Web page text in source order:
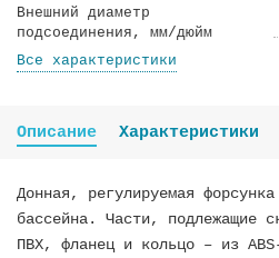
Внешний диаметр
подсоединения, мм/дюйм
Все характеристики
Описание Характеристики
Донная, регулируемая
бассейна. Части, подлежащие
ПВХ, фланец и кольцо – из